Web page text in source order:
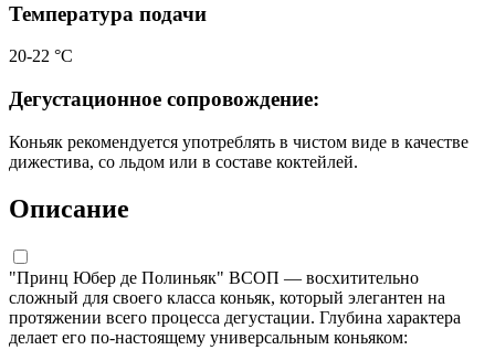
Температура подачи
20-22 °С
Дегустационное сопровождение:
Коньяк рекомендуется употреблять в чистом виде в качестве
дижестива, со льдом или в составе коктейлей.
Описание
"Принц Юбер де Полиньяк" ВСОП — восхитительно
сложный для своего класса коньяк, который элегантен на
протяжении всего процесса дегустации. Глубина характера
делает его по-настоящему универсальным коньяком: